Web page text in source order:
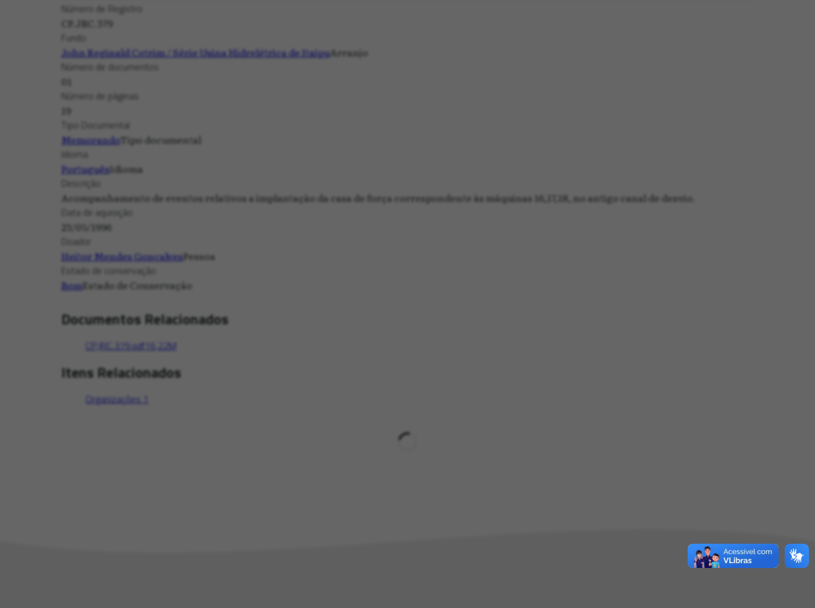
Número de Registro
CP.JRC.379
Fundo
John Reginald Cotrim / Série Usina Hidrelétrica de ItaipuArranjo
Número de documentos
01
Número de páginas
19
Tipo Documental
MemorandoTipo documental
Idioma
PortuguêsIdioma
Descrição
Acompanhamento de eventos relativos a implantação da casa de força correspondente às máquinas 16,17,18, no antigo canal de desvio.
Data de aquisição
23/05/1996
Doador
Heitor Mendes GonçalvesPessoa
Estado de conservação
BomEstado de Conservação
Documentos Relacionados
CP.JRC.379.pdf 16,22M
Itens Relacionados
Organizações